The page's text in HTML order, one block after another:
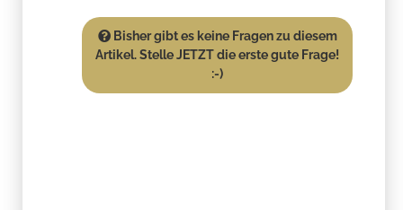
Bisher gibt es keine Fragen zu diesem
Artikel. Stelle JETZT die erste gute Frage!
:-)